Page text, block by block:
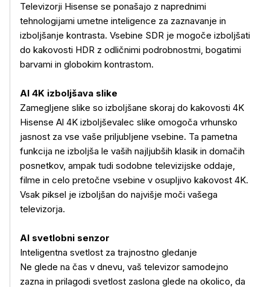
Več o izdelku
Televizorji Hisense se ponašajo z naprednimi
tehnologijami umetne inteligence za zaznavanje in
izboljšanje kontrasta. Vsebine SDR je mogoče izboljšati
do kakovosti HDR z odličnimi podrobnostmi, bogatimi
barvami in globokim kontrastom.
AI 4K izboljšava slike
Zamegljene slike so izboljšane skoraj do kakovosti 4K
Hisense Al 4K izboljševalec slike omogoča vrhunsko
jasnost za vse vaše priljubljene vsebine. Ta pametna
funkcija ne izboljša le vaših najljubših klasik in domačih
posnetkov, ampak tudi sodobne televizijske oddaje,
filme in celo pretočne vsebine v osupljivo kakovost 4K.
Vsak piksel je izboljšan do najvišje moči vašega
televizorja.
AI svetlobni senzor
Inteligentna svetlost za trajnostno gledanje
Ne glede na čas v dnevu, vaš televizor samodejno
zazna in prilagodi svetlost zaslona glede na okolico, da